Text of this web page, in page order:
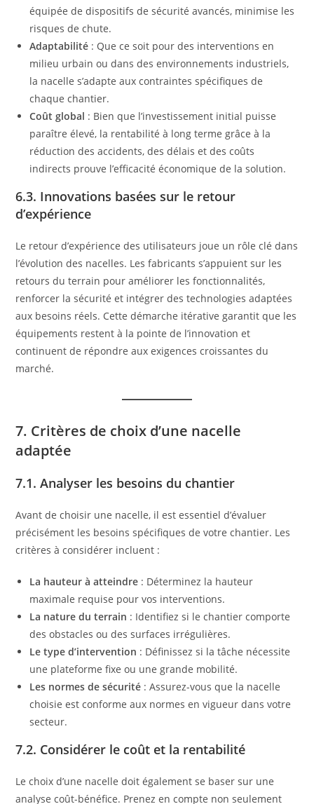
équipée de dispositifs de sécurité avancés, minimise les
risques de chute.
Adaptabilité : Que ce soit pour des interventions en
milieu urbain ou dans des environnements industriels,
la nacelle s’adapte aux contraintes spécifiques de
chaque chantier.
Coût global : Bien que l’investissement initial puisse
paraître élevé, la rentabilité à long terme grâce à la
réduction des accidents, des délais et des coûts
indirects prouve l’efficacité économique de la solution.
6.3. Innovations basées sur le retour
d’expérience
Le retour d’expérience des utilisateurs joue un rôle clé dans
l’évolution des nacelles. Les fabricants s’appuient sur les
retours du terrain pour améliorer les fonctionnalités,
renforcer la sécurité et intégrer des technologies adaptées
aux besoins réels. Cette démarche itérative garantit que les
équipements restent à la pointe de l’innovation et
continuent de répondre aux exigences croissantes du
marché.
7. Critères de choix d’une nacelle
adaptée
7.1. Analyser les besoins du chantier
Avant de choisir une nacelle, il est essentiel d’évaluer
précisément les besoins spécifiques de votre chantier. Les
critères à considérer incluent :
La hauteur à atteindre : Déterminez la hauteur
maximale requise pour vos interventions.
La nature du terrain : Identifiez si le chantier comporte
des obstacles ou des surfaces irrégulières.
Le type d’intervention : Définissez si la tâche nécessite
une plateforme fixe ou une grande mobilité.
Les normes de sécurité : Assurez-vous que la nacelle
choisie est conforme aux normes en vigueur dans votre
secteur.
7.2. Considérer le coût et la rentabilité
Le choix d’une nacelle doit également se baser sur une
analyse coût-bénéfice. Prenez en compte non seulement